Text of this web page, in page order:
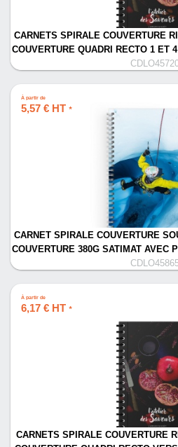
CARNETS SPIRALE COUVERTURE
COUVERTURE QUADRI RECTO 1 ET
À partir de
5,57 € HT *
CARNET SPIRALE COUVERTURE
COUVERTURE 380G SATIMAT
À partir de
6,17 € HT *
CARNETS SPIRALE COUVERTURE